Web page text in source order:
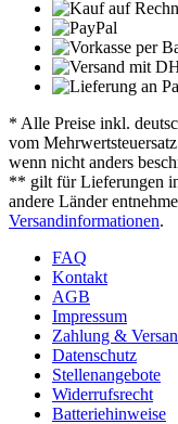
* Alle Preise inkl.
vom
wenn nicht anders
** gilt für Lieferungen
andere Länder
Versandinformationen.
FAQ
Kontakt
AGB
Impressum
Zahlung &
Datenschutz
Stellenangebote
Widerrufsrecht
Batteriehinweise